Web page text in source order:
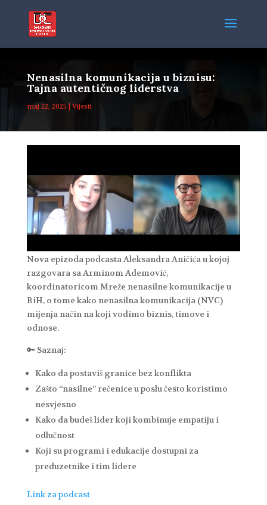
Nenasilna komunikacija u biznisu:
Tajna autentičnog liderstva
maj 22, 2025 Vijesti
Nova epizoda podcasta Aleksandra Aničića u kojoj
razgovara sa Arminom Ademović,
koordinatoricom Mreže nenasilne komunikacije u
BiH, o tome kako nenasilna komunikacija (NVC)
mijenja način na koji vodimo biznis, timove i
odnose.
🔑 Saznaj:
Kako da postaviš granice bez konflikta
Zašto “nasilne” rečenice u poslu često koristimo
nesvjesno
Kako da budeš lider koji kombinuje empatiju i
odlučnost
Koji su programi i edukacije dostupni za
preduzetnike i tim lidere
Link za podcast